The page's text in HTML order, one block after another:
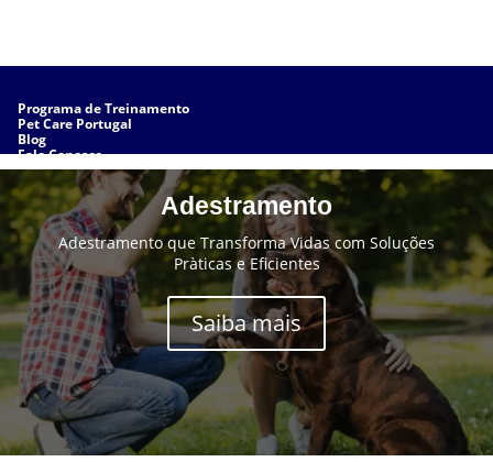
Programa de Treinamento
Pet Care Portugal
Blog
Fale Conosco
Sobre Nós
Adestramento
Adestramento que Transforma Vidas com Soluções
Pràticas e Eficientes
Saiba mais